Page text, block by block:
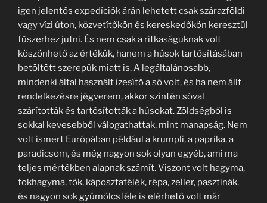
igen jelentős expedíciók árán lehetett csak szárazföldi
vagy vízi úton, közvetítőkön és kereskedőkön keresztül
fűszerhez jutni. És nem csak a ritkaságuknak volt
köszönhető az értékük, hanem a húsok tartósításában
betöltött szerepük miatt is. A legáltalánosabb,
mindenki által használt ízesítő a só volt, és ha nem állt
rendelkezésre jégverem, akkor szintén sóval
szárították és tartósították a húsokat. Zöldségből is
sokkal kevesebből válogathattak, mint manapság. Nem
volt ismert Európában például a krumpli, a paprika, a
paradicsom, és még nagyon sok olyan egyéb, ami ma
teljes mértékben alapnak számít. Viszont volt hagyma,
fokhagyma, tök, káposztafélék, répa, zeller, pasztinák,
és nagyon sok gyümölcsféle is elérhető volt már